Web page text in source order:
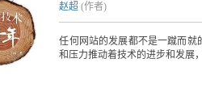
赵超(作者)
任何网站的发展都不是一蹴而就
和压力推动着技术的进步和发展